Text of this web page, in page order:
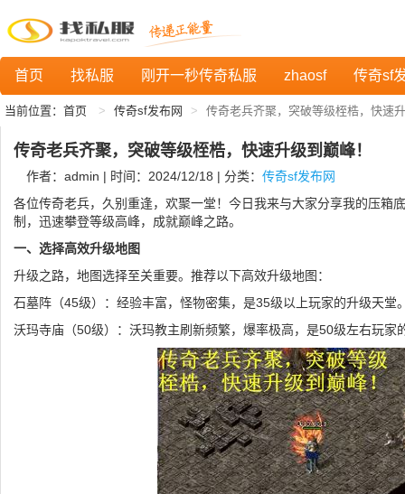
首页 找私服 刚开一秒传奇私服 zhaosf 传奇sf
当前位置： 首页 传奇sf发布网 传奇老兵齐聚，突破等级桎梏，快速
传奇老兵齐聚，突破等级桎梏，快速升级到巅峰！
作者：admin | 时间：2024/12/18 | 分类： 传奇sf发布网
各位传奇老兵，久别重逢，欢聚一堂！今日我来与大家分享我的压箱
制，迅速攀登等级高峰，成就巅峰之路。
一、选择高效升级地图
升级之路，地图选择至关重要。推荐以下高效升级地图：
石墓阵（45级）：经验丰富，怪物密集，是35级以上玩家的升级天堂
沃玛寺庙（50级）：沃玛教主刷新频繁，爆率极高，是50级左右玩家